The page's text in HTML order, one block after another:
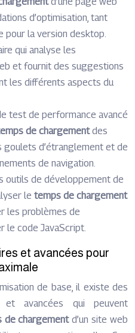
d’optimisation, tant
pour la version desktop.
qui analyse les
et fournit des suggestions
les différents aspects du
test de performance avancé
de chargementdes
goulets d’étranglement et de
de navigation.
outils de développement de
le temps de chargement
les problèmes de
le code JavaScript.
et avancées pour
de base, il existe des
et avancées qui peuvent
de chargementd’un site web